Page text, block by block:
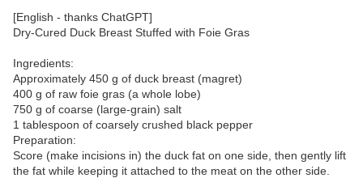
[English - thanks ChatGPT]
Dry-Cured Duck Breast Stuffed with Foie Gras
Ingredients:
Approximately 450 g of duck breast (magret)
400 g of raw foie gras (a whole lobe)
750 g of coarse (large-grain) salt
1 tablespoon of coarsely crushed black pepper
Preparation:
Score (make incisions in) the duck fat on one side, then gently lift
the fat while keeping it attached to the meat on the other side.